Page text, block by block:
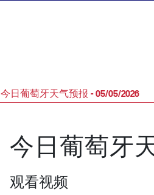
今日葡萄牙天气预报 - 05/05/2026
今日葡萄牙
观看视频